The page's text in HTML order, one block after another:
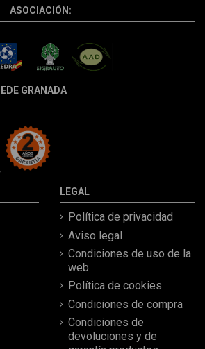
GRANADA
LEGAL
Política de privacidad
Aviso legal
Condiciones de uso de la
web
Política de cookies
Condiciones de compra
Condiciones de
devoluciones y de